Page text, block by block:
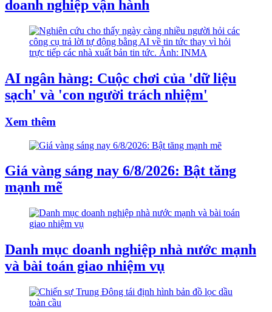
doanh nghiệp vận hành
AI ngân hàng: Cuộc chơi của 'dữ liệu
sạch' và 'con người trách nhiệm'
Xem thêm
Giá vàng sáng nay 6/8/2026: Bật tăng
mạnh mẽ
Danh mục doanh nghiệp nhà nước mạnh
và bài toán giao nhiệm vụ